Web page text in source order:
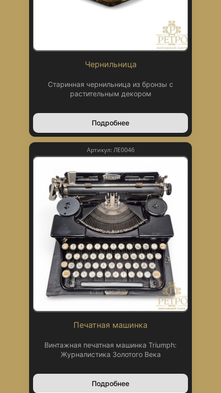
Чернильница
Старинная чернильница из бронзы с
растительным декором
Подробнее
Артикул: ЛЕ0046
Печатная машинка
Винтажная печатная машинка Triumph:
Журналистика Золотого Века
Подробнее